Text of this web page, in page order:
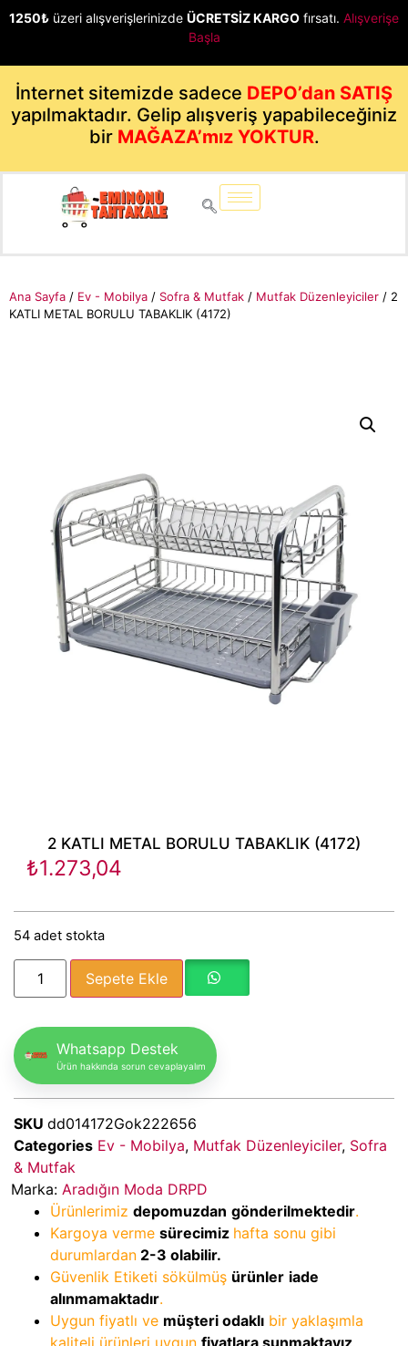
1250₺ üzeri alışverişlerinizde ÜCRETSİZ KARGO fırsatı. Alışverişe
Başla
İnternet sitemizde sadece DEPO’dan SATIŞ
yapılmaktadır. Gelip alışveriş yapabileceğiniz
bir MAĞAZA’mız YOKTUR.
Ana Sayfa / Ev - Mobilya / Sofra & Mutfak / Mutfak Düzenleyiciler / 2
KATLI METAL BORULU TABAKLIK (4172)
2 KATLI METAL BORULU TABAKLIK (4172)
₺1.273,04
54 adet stokta
Sepete Ekle
Whatsapp Destek
Ürün hakkında sorun cevaplayalım
SKU dd014172Gok222656
Categories Ev - Mobilya, Mutfak Düzenleyiciler, Sofra
& Mutfak
Marka: Aradığın Moda DRPD
Ürünlerimiz depomuzdan gönderilmektedir.
Kargoya verme sürecimiz hafta sonu gibi
durumlardan 2-3 olabilir.
Güvenlik Etiketi sökülmüş ürünler iade
alınmamaktadır.
Uygun fiyatlı ve müşteri odaklı bir yaklaşımla
kaliteli ürünleri uygun fiyatlara sunmaktayız.